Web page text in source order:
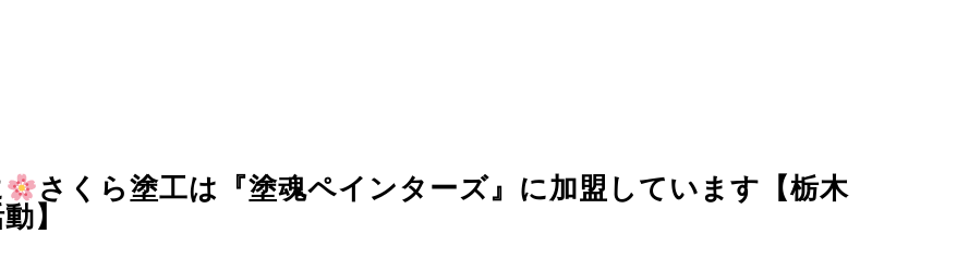
さくら塗工は『塗魂ペインターズ』に加盟しています【栃木
】